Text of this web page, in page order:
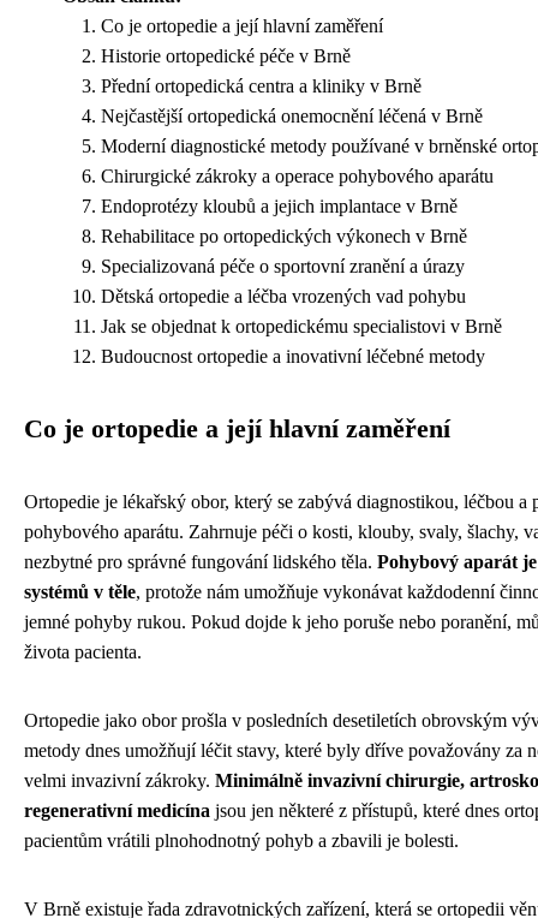
Co je ortopedie a její hlavní zaměření
Historie ortopedické péče v Brně
Přední ortopedická centra a kliniky v Brně
Nejčastější ortopedická onemocnění léčená v Brně
Moderní diagnostické metody používané v brněnské
Chirurgické zákroky a operace pohybového aparátu
Endoprotézy kloubů a jejich implantace v Brně
Rehabilitace po ortopedických výkonech v Brně
Specializovaná péče o sportovní zranění a úrazy
Dětská ortopedie a léčba vrozených vad pohybu
Jak se objednat k ortopedickému specialistovi v Brně
Budoucnost ortopedie a inovativní léčebné metody
Co je ortopedie a její hlavní zaměření
Ortopedie je lékařský obor, který se zabývá diagnostikou, léčbou a
pohybového aparátu. Zahrnuje péči o kosti, klouby, svaly, šlachy,
nezbytné pro správné fungování lidského těla. Pohybový aparát
systémů v těle, protože nám umožňuje vykonávat každodenní
jemné pohyby rukou. Pokud dojde k jeho poruše nebo poranění,
života pacienta.
Ortopedie jako obor prošla v posledních desetiletích obrovským
metody dnes umožňují léčit stavy, které byly dříve považovány za
velmi invazivní zákroky. Minimálně invazivní chirurgie,
regenerativní medicína jsou jen některé z přístupů, které dnes
pacientům vrátili plnohodnotný pohyb a zbavili je bolesti.
V Brně existuje řada zdravotnických zařízení, která se ortopedii